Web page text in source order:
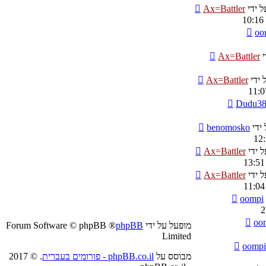
ידיAx=Battler
Ax=Battler
ידיAx=Battler
Dudu38
ידי benomosko
ידיAx=Battler
ידיAx=Battler
oompi
oompi
מופעל על ידי phpBB
® Forum Software © phpBB
Limited
מבוסס על phpBB.co.il - פורומים בעברית
. © 2017